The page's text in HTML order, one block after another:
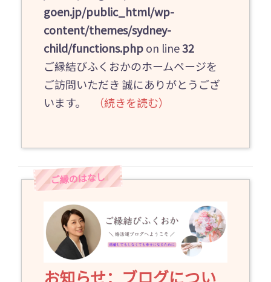
goen.jp/public_html/wp-
content/themes/sydney-
child/functions.phpon line32
ご縁結びふくおかのホームページを
ご訪問いただき 誠にありがとうござ
います。
（続きを読む）
お知らせ：ブログについ